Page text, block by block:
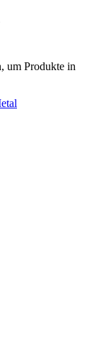
um Produkte in